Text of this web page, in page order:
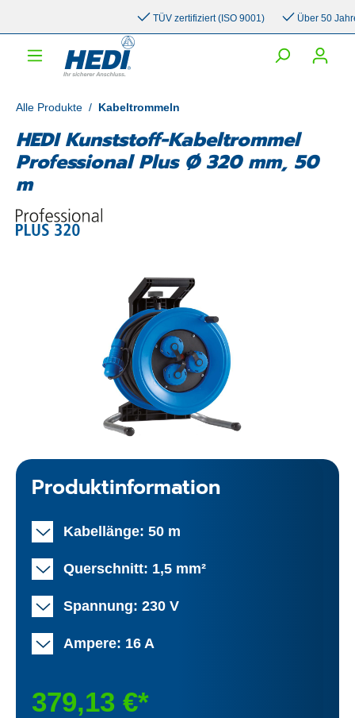
TÜV zertifiziert (ISO 9001) Über 50 Jahre
Alle Produkte / Kabeltrommeln
HEDI Kunststoff-Kabeltrommel
Professional Plus Ø 320 mm, 50
m
Produktinformation
Kabellänge: 50 m
Querschnitt: 1,5 mm²
Spannung: 230 V
Ampere: 16 A
379,13 €*